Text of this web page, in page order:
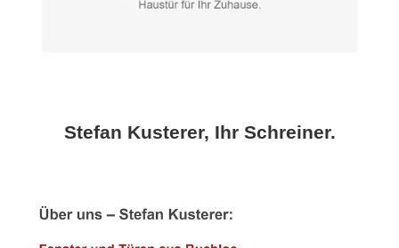
Stefan Kusterer, Ihr Schreiner.